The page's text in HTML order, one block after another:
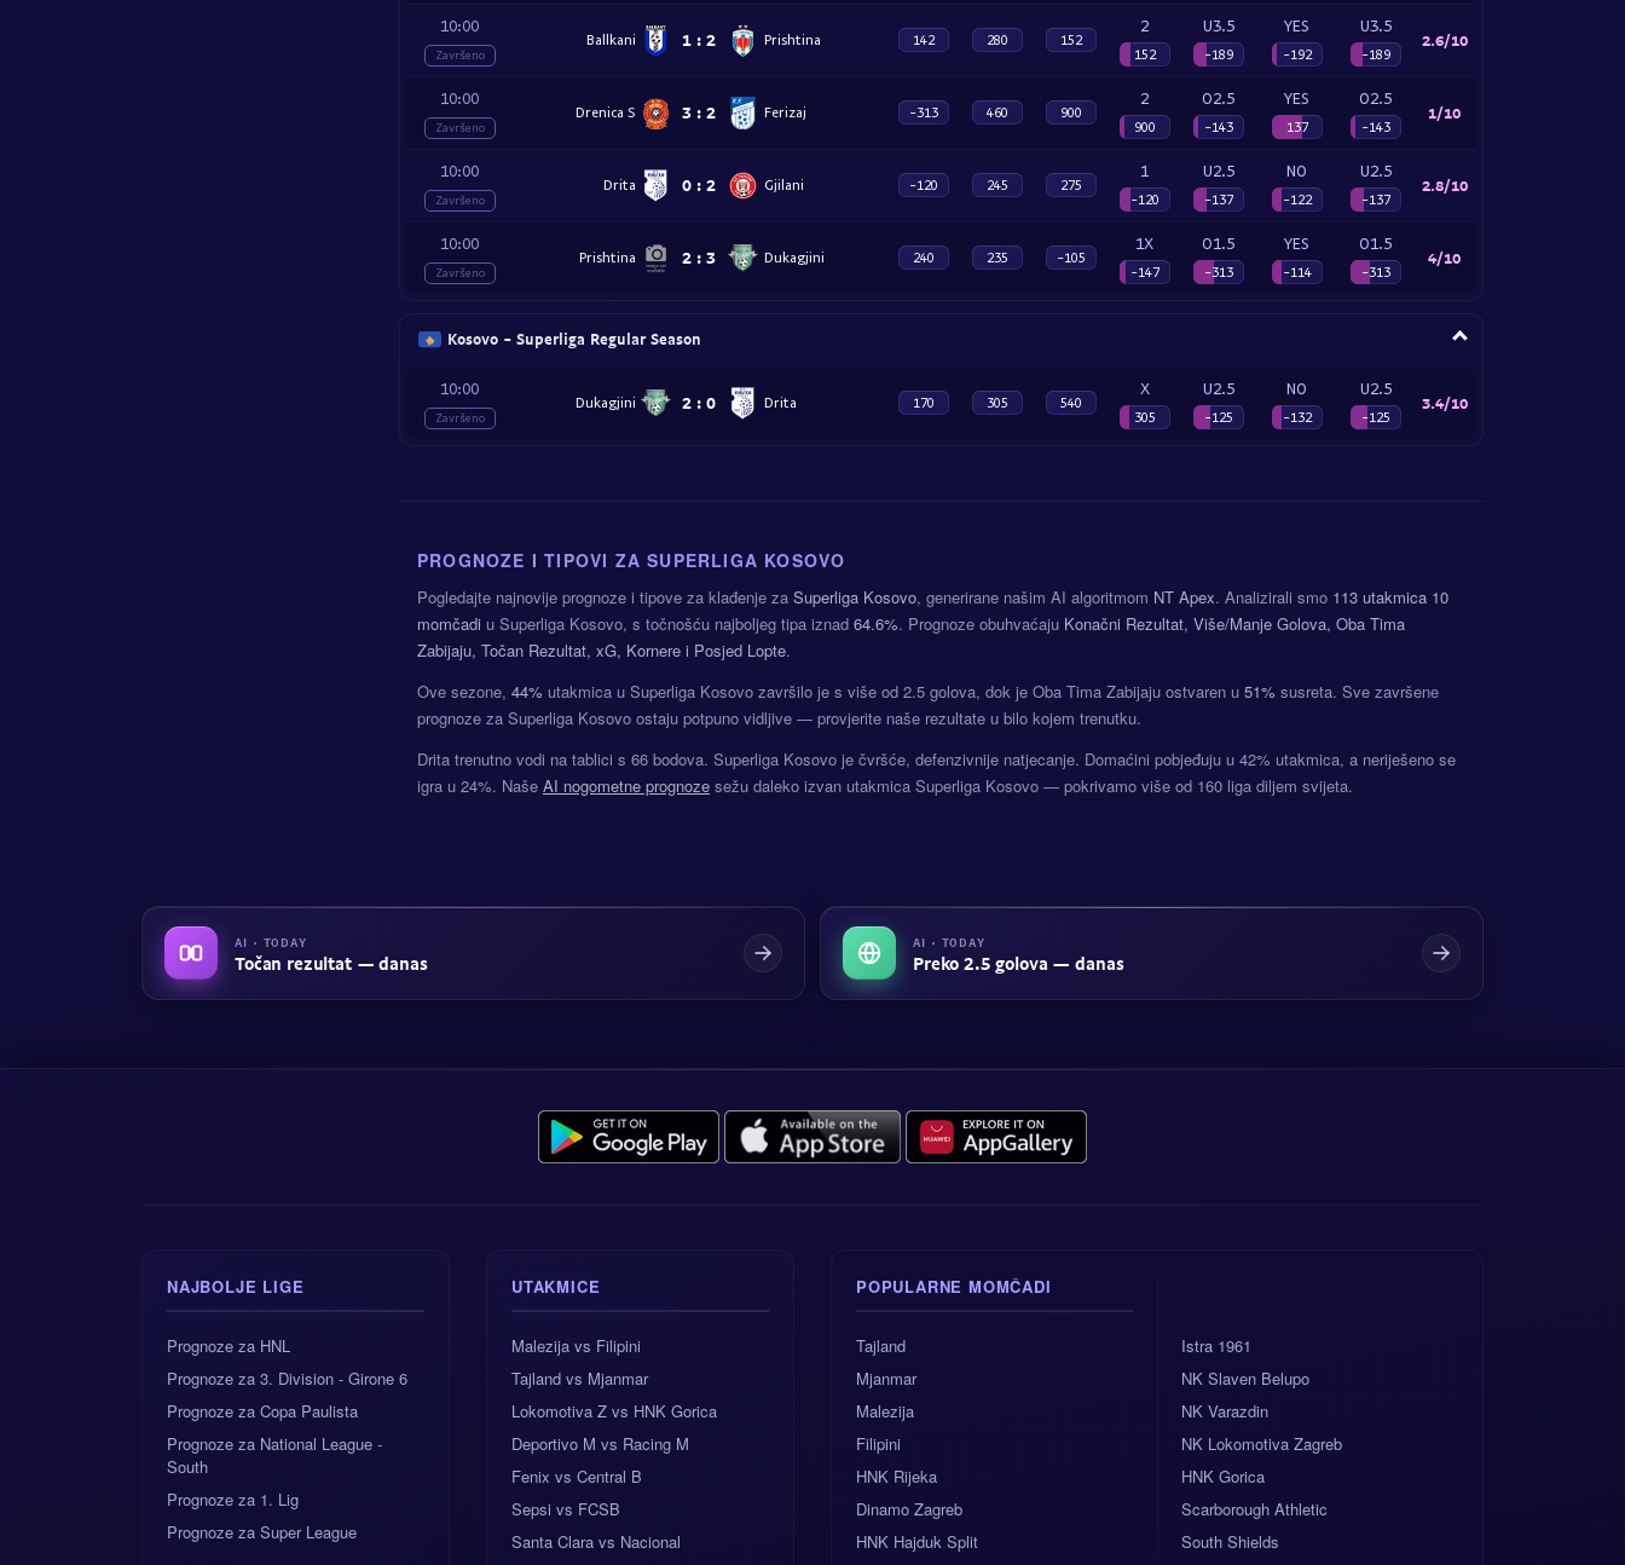
10:00
Završeno
Ballkani 1 : 2 Prishtina 142 280 152
2
152
U3.5
-189
YES
-192
U3.5
-189
2.6/10
10:00
Završeno
Drenica S 3 : 2 Ferizaj -313 460 900
2
900
O2.5
-143
YES
137
O2.5
-143
1/10
10:00
Završeno
Drita 0 : 2 Gjilani -120 245 275
1
-120
U2.5
-137
NO
-122
U2.5
-137
2.8/10
10:00
Završeno
Prishtina 2 : 3 Dukagjini 240 235 -105
1X
-147
O1.5
-313
YES
-114
O1.5
-313
4/10
Kosovo - Superliga Regular Season
10:00
Završeno
Dukagjini 2 : 0 Drita 170 305 540
X
305
U2.5
-125
NO
-132
U2.5
-125
3.4/10
PROGNOZE I TIPOVI ZA SUPERLIGA KOSOVO
Pogledajte najnovije prognoze i tipove za klađenje za Superliga Kosovo, generirane našim AI algoritmom NT Apex. Analizirali smo 113 utakmica 10
momčadi u Superliga Kosovo, s točnošću najboljeg tipa iznad 64.6%. Prognoze obuhvaćaju Konačni Rezultat, Više/Manje Golova, Oba Tima
Zabijaju, Točan Rezultat, xG, Kornere i Posjed Lopte.
Ove sezone, 44% utakmica u Superliga Kosovo završilo je s više od 2.5 golova, dok je Oba Tima Zabijaju ostvaren u 51% susreta. Sve završene
prognoze za Superliga Kosovo ostaju potpuno vidljive — provjerite naše rezultate u bilo kojem trenutku.
Drita trenutno vodi na tablici s 66 bodova. Superliga Kosovo je čvršće, defenzivnije natjecanje. Domaćini pobjeđuju u 42% utakmica, a neriješeno se
igra u 24%. Naše AI nogometne prognoze sežu daleko izvan utakmica Superliga Kosovo — pokrivamo više od 160 liga diljem svijeta.
AI · TODAY
Točan rezultat — danas
AI · TODAY
Preko 2.5 golova — danas
NAJBOLJE LIGE
Prognoze za HNL
Prognoze za 3. Division - Girone 6
Prognoze za Copa Paulista
Prognoze za National League -
South
Prognoze za 1. Lig
Prognoze za Super League
UTAKMICE
Malezija vs Filipini
Tajland vs Mjanmar
Lokomotiva Z vs HNK Gorica
Deportivo M vs Racing M
Fenix vs Central B
Sepsi vs FCSB
Santa Clara vs Nacional
POPULARNE MOMČADI
Tajland
Mjanmar
Malezija
Filipini
HNK Rijeka
Dinamo Zagreb
HNK Hajduk Split
Istra 1961
NK Slaven Belupo
NK Varazdin
NK Lokomotiva Zagreb
HNK Gorica
Scarborough Athletic
South Shields